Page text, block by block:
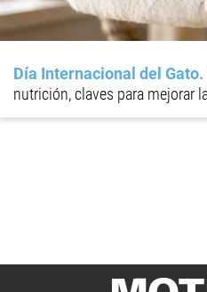
Día Internacional del Gato
nutrición, claves para mejorar